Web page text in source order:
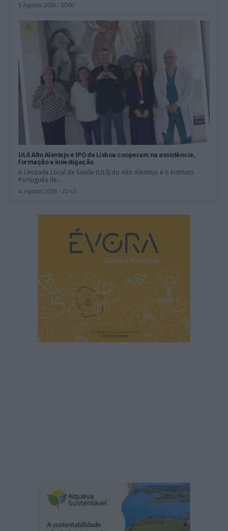
5 Agosto, 2026 - 20:00
ULS Alto Alentejo e IPO de Lisboa cooperam na assistência,
formação e investigação
A Unidade Local de Saúde (ULS) do Alto Alentejo e o Instituto
Português de...
4 Agosto, 2026 - 22:43